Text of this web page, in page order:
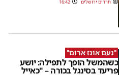
חרדים ירושלים 16:42
''נעם אונז ארום''
כשהמשל הופך לתפילה: יושע
פריעד בסינגל בכורה – "כאייל